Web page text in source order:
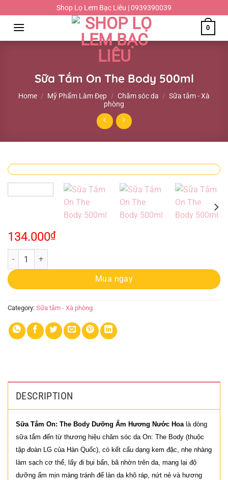
đến
dung
Shop Lọ Lem Bạc Liêu | 0939390039
0
Sữa Tắm On The Body 500ml
Home / Mỹ Phẩm Làm Đẹp / Chăm sóc da / Sữa tắm - Xà
phòng
134.000₫
Sữa Tắm On The Body 500ml quantity
Mua ngay
Category: Sữa tắm - Xà phòng
DESCRIPTION
Sữa Tắm On: The Body Dưỡng Ẩm Hương Nước Hoalà dòng
sữa tắm đến từ thương hiệu chăm sóc da On: The Body (thuộc
tập đoàn LG của Hàn Quốc), có kết cấu dạng kem đặc, nhẹ nhàng
làm sạch cơ thể, lấy đi bụi bẩn, bã nhờn trên da, mang lại độ
dưỡng ẩm mịn màng tránh để làn da khô ráp, nứt nẻ và hương